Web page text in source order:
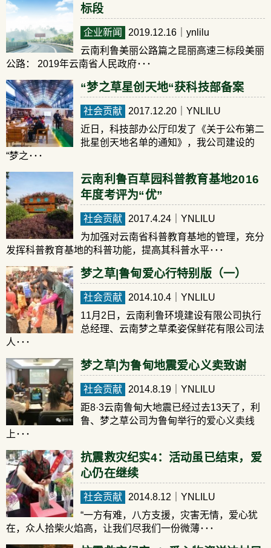
标段
企业新闻 2019.12.16 ｜ynlilu
云南利鲁美丽公路篇之昆丽高速三标段美丽
公路： 2019年云南省人民政府･･･
“梦之草星创天地“获科技部备案
社会贡献 2017.12.20 ｜YNLILU
近日，科技部办公厅印发了《关于公布第二
批星创天地名单的通知》，我公司建设的
“梦之･･･
云南利鲁百草园科普教育基地2016
年度考评为“优”
社会贡献 2017.4.24 ｜YNLILU
为加强对云南省科普教育基地的管理，充分
发挥科普教育基地的科普功能，提高其科普水平･･･
梦之草|鲁甸爱心行特别版（一）
社会贡献 2014.10.4 ｜YNLILU
11月2日，云南利鲁环境建设有限公司执行
总经理、云南梦之草柔姿保鲜花有限公司法
人･･･
梦之草|为鲁甸地震爱心义卖致谢
社会贡献 2014.8.19 ｜YNLILU
距8·3云南鲁甸大地震已经过去13天了，利
鲁、梦之草公司为鲁甸举行的爱心义卖线
上･･･
抗震救灾纪实4：活动虽已结束，爱
心仍在继续
社会贡献 2014.8.12 ｜YNLILU
“一方有难，八方支援，灾害无情，爱心犹
在，众人拾柴火焰高，让我们尽我们一份微薄･･･